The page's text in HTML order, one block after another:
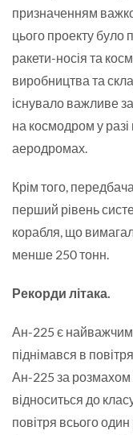
призначенням
цього проекту було
ракети-носія та
виробництва та
існувало важливе
на космодром у
аеродромах.
Крім того,
перший рівень
корабля, що
менше 250 тонн.
Рекорди літака.
Ан-225 є
піднімався в
Ан-225 за розмахом
відноситься до
повітря всього